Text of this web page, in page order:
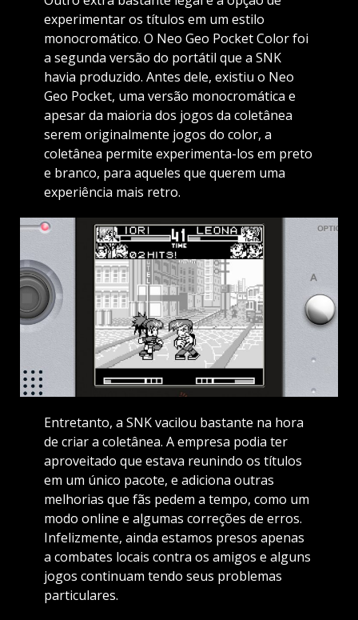
experimentar os títulos em um estilo
monocromático. O Neo Geo Pocket Color foi
a segunda versão do portátil que a SNK
havia produzido. Antes dele, existiu o Neo
Geo Pocket, uma versão monocromática e
apesar da maioria dos jogos da coletânea
serem originalmente jogos do color, a
coletânea permite experimenta-los em preto
e branco, para aqueles que querem uma
experiência mais retro.
Entretanto, a SNK vacilou bastante na hora
de criar a coletânea. A empresa podia ter
aproveitado que estava reunindo os títulos
em um único pacote, e adiciona outras
melhorias que fãs pedem a tempo, como um
modo online e algumas correções de erros.
Infelizmente, ainda estamos presos apenas
a combates locais contra os amigos e alguns
jogos continuam tendo seus problemas
particulares.